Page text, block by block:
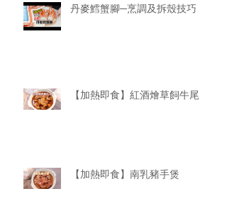
丹麥鱈蟹腳─烹調及拆殼技巧
【加熱即食】紅酒燴草飼牛尾
【加熱即食】南乳豬手煲